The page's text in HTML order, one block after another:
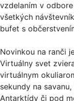
vzdelaním v
všetkých
bufet s
Novinkou na ranči
Virtuálny svet
virtuálnym
sekundy na
Antarktídy či pod